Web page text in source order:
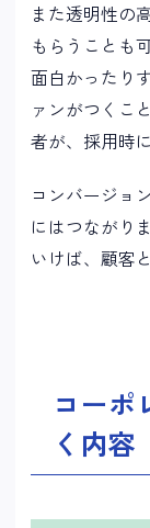
また透明性の
もらうことも
面白かったり
ァンがつくこ
者が、採用時
コンバージョ
にはつながり
いけば、顧客
コーポ
く内容